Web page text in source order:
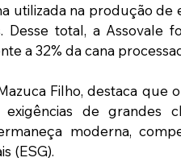
utilizada na produção de
Desse total, a Assovale
a 32% da cana
Filho, destaca que
de grandes
moderna,
(ESG).